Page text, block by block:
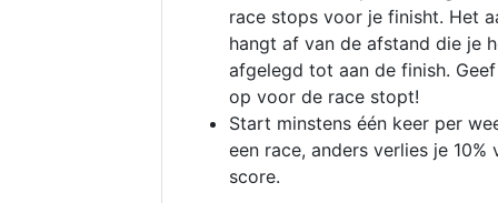
race stops voor je finisht. Het
hangt af van de afstand die je
afgelegd tot aan de finish.
op voor de race stopt!
Start minstens één keer per
een race, anders verlies je 10%
score.